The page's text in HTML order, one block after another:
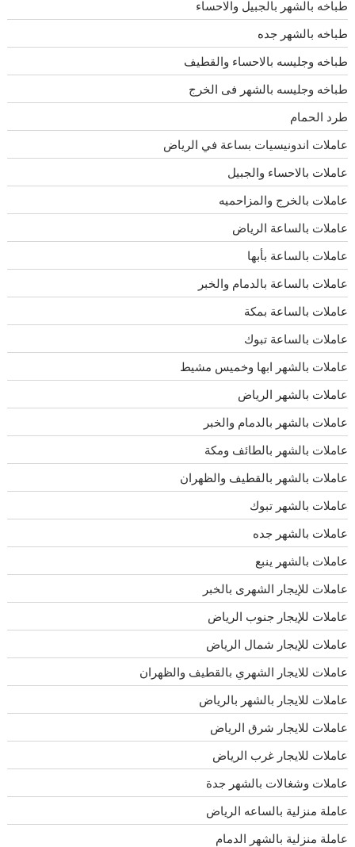
طباخه بالشهر بالجبيل والاحساء
طباخه بالشهر جده
طباخه وجليسه بالاحساء والقطيف
طباخه وجليسه بالشهر فى الخرج
طرد الحمام
عاملات اندونيسيات بساعة في الرياض
عاملات بالاحساء والجبيل
عاملات بالخرج والمزاحميه
عاملات بالساعة الرياض
عاملات بالساعة بأبها
عاملات بالساعة بالدمام والخبر
عاملات بالساعة بمكة
عاملات بالساعة تبوك
عاملات بالشهر ابها وخميس مشيط
عاملات بالشهر الرياض
عاملات بالشهر بالدمام والخبر
عاملات بالشهر بالطائف ومكة
عاملات بالشهر بالقطيف والظهران
عاملات بالشهر تبوك
عاملات بالشهر جده
عاملات بالشهر ينبع
عاملات للإيجار الشهرى بالخبر
عاملات للإيجار جنوب الرياض
عاملات للإيجار شمال الرياض
عاملات للايجار الشهري بالقطيف والظهران
عاملات للايجار بالشهر بالرياض
عاملات للايجار شرق الرياض
عاملات للايجار غرب الرياض
عاملات وشغالات بالشهر جدة
عاملة منزلية بالساعه الرياض
عاملة منزلية بالشهر الدمام